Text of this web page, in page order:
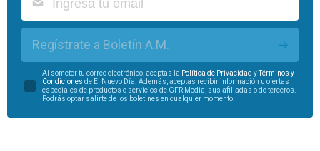
Regístrate a Boletín A.M.
Al someter tu correo electrónico, aceptas la Política de Privacidad yTérminos y
Condiciones de El Nuevo Día. Además, aceptas recibir información u ofertas
especiales de productos o servicios de GFR Media, sus afiliadas o de terceros.
Podrás optar salirte de los boletines en cualquier momento.